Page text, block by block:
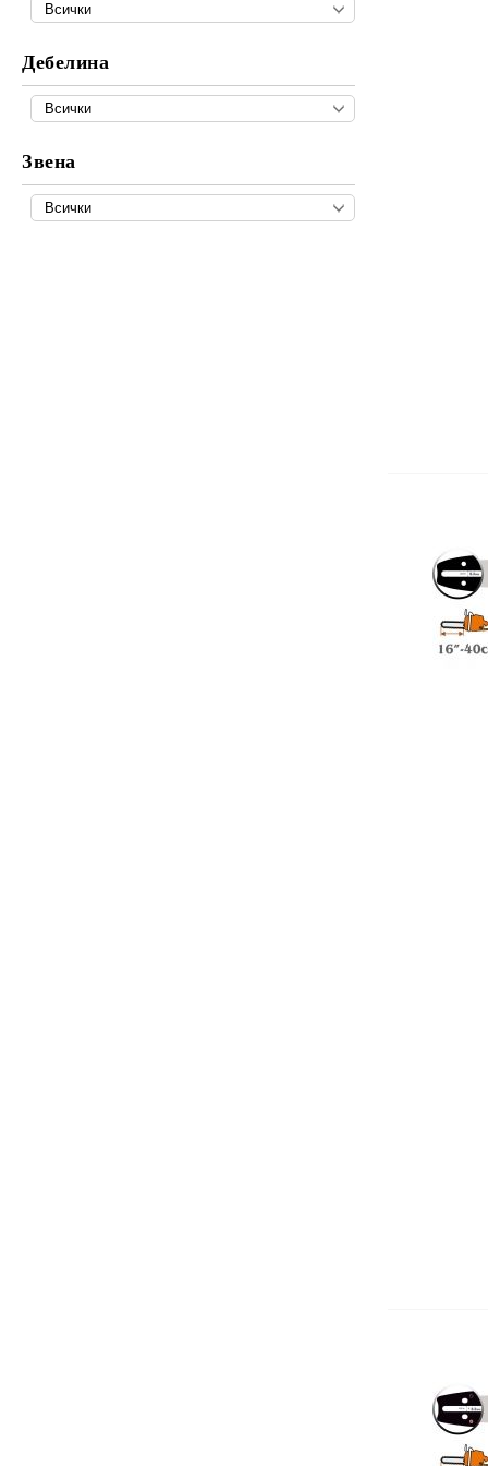
Пили за заточване
инструменти BAHCO
Подаръчни комплекти
Дебелина
Звена